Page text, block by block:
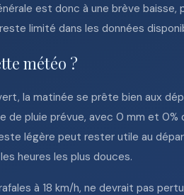
est donc à une brève
limité dans les données
météo ?
la matinée se prête bien aux
de pluie prévue, avec 0 mm et
légère peut rester utile au
heures les plus douces.
à 18 km/h, ne devrait pas